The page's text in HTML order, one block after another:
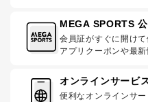
MEGA SPORTS
会員証がすぐに開けて
アプリクーポンや最
オンラインサービ
便利なオンラインサ